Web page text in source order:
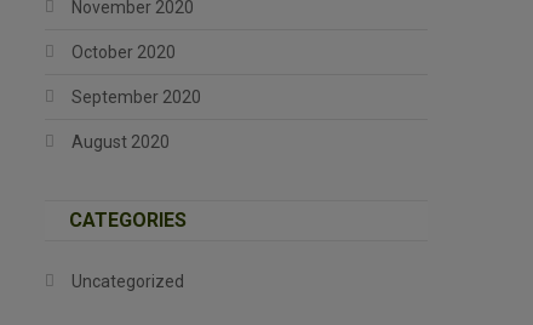
November 2020
October 2020
September 2020
August 2020
CATEGORIES
Uncategorized